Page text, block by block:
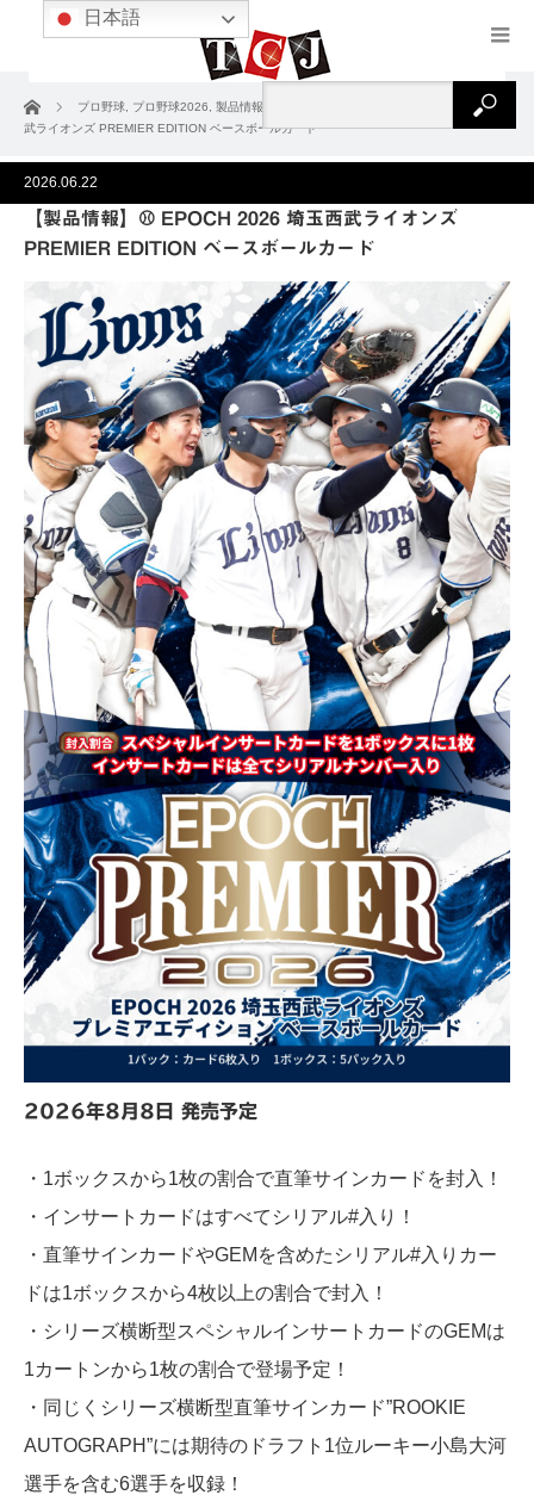
ホーム プロ野球 プロ野球2026 製品情報
【製品情報】⚾ EPOCH 2026 埼玉西
武ライオンズ PREMIER EDITION ベースボールカード
2026.06.22
【製品情報】⚾ EPOCH 2026 埼玉西武ライオンズ
PREMIER EDITION ベースボールカード
2026年8月8日 発売予定
・1ボックスから1枚の割合で直筆サインカードを封入！
・インサートカードはすべてシリアル#入り！
・直筆サインカードやGEMを含めたシリアル#入りカー
ドは1ボックスから4枚以上の割合で封入！
・シリーズ横断型スペシャルインサートカードのGEMは
1カートンから1枚の割合で登場予定！
・同じくシリーズ横断型直筆サインカード”ROOKIE
AUTOGRAPH”には期待のドラフト1位ルーキー小島大河
選手を含む6選手を収録！
日本語